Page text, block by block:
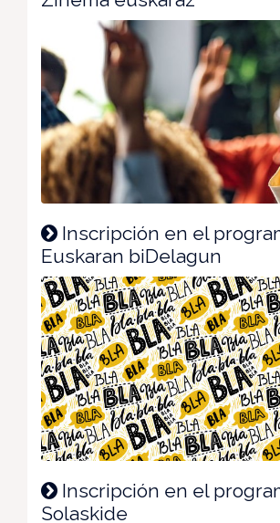
Inscripción en el
Euskaran biDelagun
Inscripción en el
Solaskide